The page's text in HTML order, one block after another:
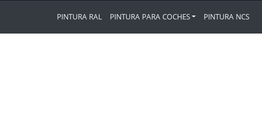
PINTURA RAL PINTURA PARA COCHES PINTURA NCS